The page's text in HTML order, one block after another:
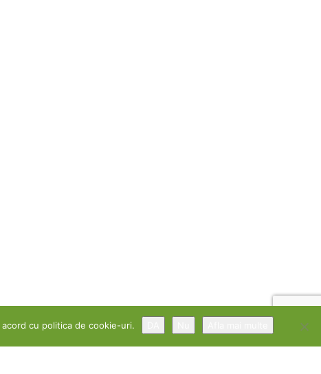
cu politica de cookie-uri.